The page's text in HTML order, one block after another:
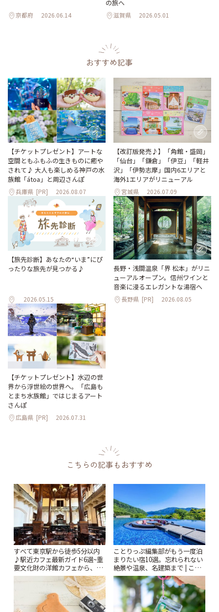
京都府 2026.06.14
の旅へ
滋賀県 2026.05.01
おすすめ記事
【チケットプレゼント】アートな
空間ともふもふの生きものに癒や
されて♪ 大人も楽しめる神戸の水
族館「átoa」と周辺さんぽ
兵庫県 [PR] 2026.08.07
【改訂版発売♪】「角館・盛岡」
「仙台」「鎌倉」「伊豆」「軽井
沢」「伊勢志摩」国内6エリアと
海外1エリアがリニューアル
宮城県 2026.07.09
【旅先診断】あなたの“いま”にぴ
ったりな旅先が見つかる♪
2026.05.15
長野・浅間温泉「界 松本」がリニ
ューアルオープン。信州ワインと
音楽に浸るエレガントな湯宿へ
長野県 [PR] 2026.08.05
【チケットプレゼント】水辺の世
界から浮世絵の世界へ。「広島も
とまち水族館」ではじまるアート
さんぽ
広島県 [PR] 2026.07.31
こちらの記事もおすすめ
すべて東京駅から徒歩5分以内
♪駅近カフェ最新ガイド6選~重
要文化財の洋館カフェから、改
札すぐのレトロ喫茶まで~ | こと
ことりっぷ編集部がもう一度泊
まりたい宿10選。忘れられない
絶景や温泉、名建築まで | こと
りっぷ